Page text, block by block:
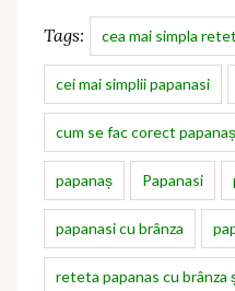
Tags: cea mai simpla
cei mai simplii papanasi
cum se fac corect
papanaș Papanasi
papanasi cu brânza
reteta papanas cu brânza